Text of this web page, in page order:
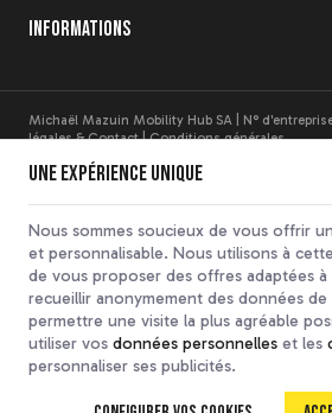
Informations
Michaël Mazuin Mobility Hub SA | N° d'entreprise
légales & Contact|Conditions générales
Traitement de vos données par Google
commerçants, indépendants & PME
Une expérience unique
Nous sommes soucieux de vous offrir
et personnalisable. Nous utilisons à
de vous proposer des offres adaptées à
recueillir anonymement des données
permettre une visite la plus agréable
utiliser vos données personnelles et les
personnaliser ses publicités.